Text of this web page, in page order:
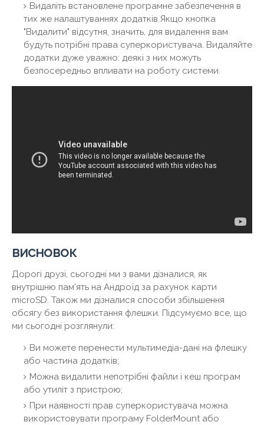
Видаліть встановлене програмне забезпечення в
тих же налаштуваннях додатків.Якщо кнопка
"Видалити" відсутня, значить, для видалення вам
будуть потрібні права суперкористувача. Видаляйте
додатки дуже уважно: деякі з них можуть
безпосередньо впливати на роботу системи.
висновок
Дорогі друзі, сьогодні ми з вами дізналися, як
внутрішню пам'ять на Андроїд за рахунок карти
microSD. Також ми дізналися способи збільшення
обсягу без використання флешки. Підсумуємо все, що
ми сьогодні розглянули:
Ви можете перенести мультимедіа-дані на флешку
або частина додатків;
Можна видалити непотрібні файли і кеш програм
або утиліт з пристрою;
При наявності прав суперкористувача можна
використовувати програму FolderMount або